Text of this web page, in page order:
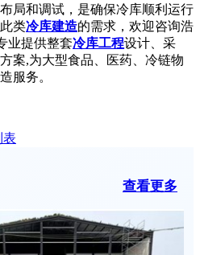
局和调试，是确保冷库顺利运行
类冷库建造的需求，欢迎咨询浩
业提供整套冷库工程设计、采
案,为大型食品、医药、冷链物
服务。
表
查看更多